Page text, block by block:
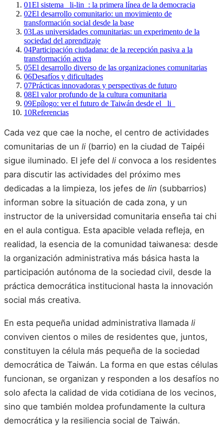
01El sistema _li-lin_: la primera línea de la democracia
02El desarrollo comunitario: un movimiento de
transformación social desde la base
03Las universidades comunitarias: un experimento de la
sociedad del aprendizaje
04Participación ciudadana: de la recepción pasiva a la
transformación activa
05El desarrollo diverso de las organizaciones comunitarias
06Desafíos y dificultades
07Prácticas innovadoras y perspectivas de futuro
08El valor profundo de la cultura comunitaria
09Epílogo: ver el futuro de Taiwán desde el _li_
10Referencias
Cada vez que cae la noche, el centro de actividades
comunitarias de un li (barrio) en la ciudad de Taipéi
sigue iluminado. El jefe del li convoca a los residentes
para discutir las actividades del próximo mes
dedicadas a la limpieza, los jefes de lin (subbarrios)
informan sobre la situación de cada zona, y un
instructor de la universidad comunitaria enseña tai chi
en el aula contigua. Esta apacible velada refleja, en
realidad, la esencia de la comunidad taiwanesa: desde
la organización administrativa más básica hasta la
participación autónoma de la sociedad civil, desde la
práctica democrática institucional hasta la innovación
social más creativa.
En esta pequeña unidad administrativa llamada li
conviven cientos o miles de residentes que, juntos,
constituyen la célula más pequeña de la sociedad
democrática de Taiwán. La forma en que estas células
funcionan, se organizan y responden a los desafíos no
solo afecta la calidad de vida cotidiana de los vecinos,
sino que también moldea profundamente la cultura
democrática y la resiliencia social de Taiwán.